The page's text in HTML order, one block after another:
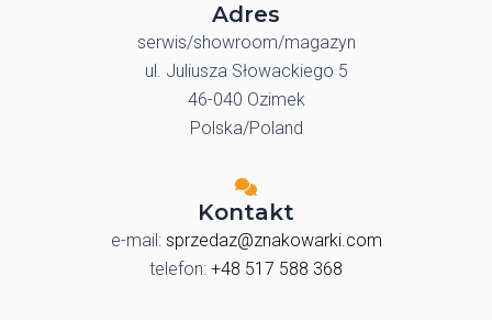
Adres
serwis/showroom/magazyn
ul. Juliusza Słowackiego 5
46-040 Ozimek
Polska/Poland
Kontakt
e-mail: sprzedaz@znakowarki.com
telefon: +48 517 588 368